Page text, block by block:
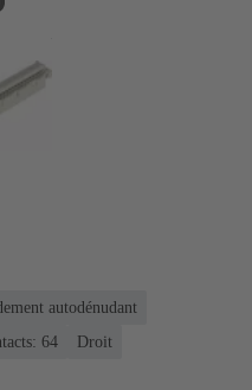
autodénudant
64
Droit